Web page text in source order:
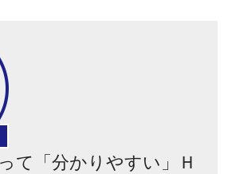
て「分かりやすい」Ｈ